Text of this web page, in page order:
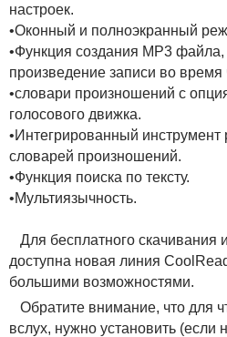
настроек.
•Оконный и полноэкранный
•Функция создания MP3
произведение записи во время
•словари произношений с
голосового движка.
•Интегрированный инструмент
словарей произношений.
•Функция поиска по тексту.
•Мультиязычность.
Для бесплатного скачивания
доступна новая линия
большими возможностями.
Обратите внимание, что для
вслух, нужно установить (если